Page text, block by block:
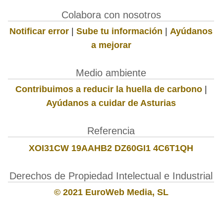
Colabora con nosotros
Notificar error | Sube tu información | Ayúdanos
a mejorar
Medio ambiente
Contribuimos a reducir la huella de carbono|
Ayúdanos a cuidar de Asturias
Referencia
XOI31CW 19AAHB2 DZ60GI1 4C6T1QH
Derechos de Propiedad Intelectual e Industrial
© 2021 EuroWeb Media, SL